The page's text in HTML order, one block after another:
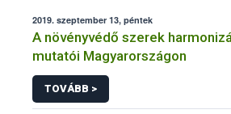
2019. szeptember 13, péntek
A növényvédő szerek
mutatói Magyarországon
TOVÁBB >